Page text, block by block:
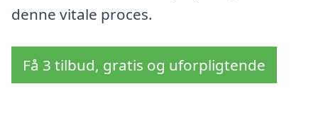
denne vitale proces.
Få 3 tilbud, gratis og uforpligtende